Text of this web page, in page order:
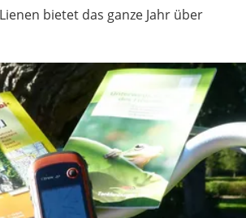
bietet das ganze Jahr über